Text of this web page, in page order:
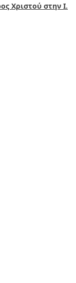
Χριστού στην Ι.